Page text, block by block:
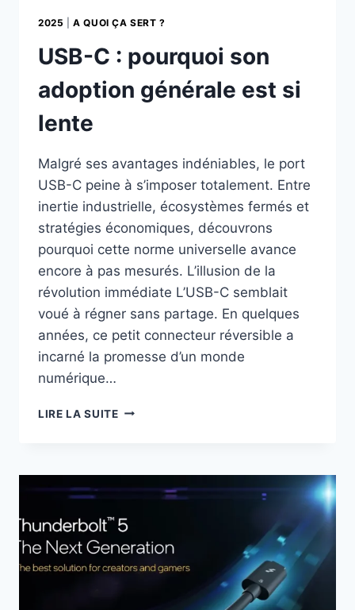
2025 |A QUOI ÇA SERT ?
USB-C : pourquoi son
adoption générale est si
lente
Malgré ses avantages indéniables, le port
USB-C peine à s’imposer totalement. Entre
inertie industrielle, écosystèmes fermés et
stratégies économiques, découvrons
pourquoi cette norme universelle avance
encore à pas mesurés. L’illusion de la
révolution immédiate L’USB-C semblait
voué à régner sans partage. En quelques
années, ce petit connecteur réversible a
incarné la promesse d’un monde
numérique…
LIRE LA SUITEUSB-
SON
ADOPTION
EST
SI